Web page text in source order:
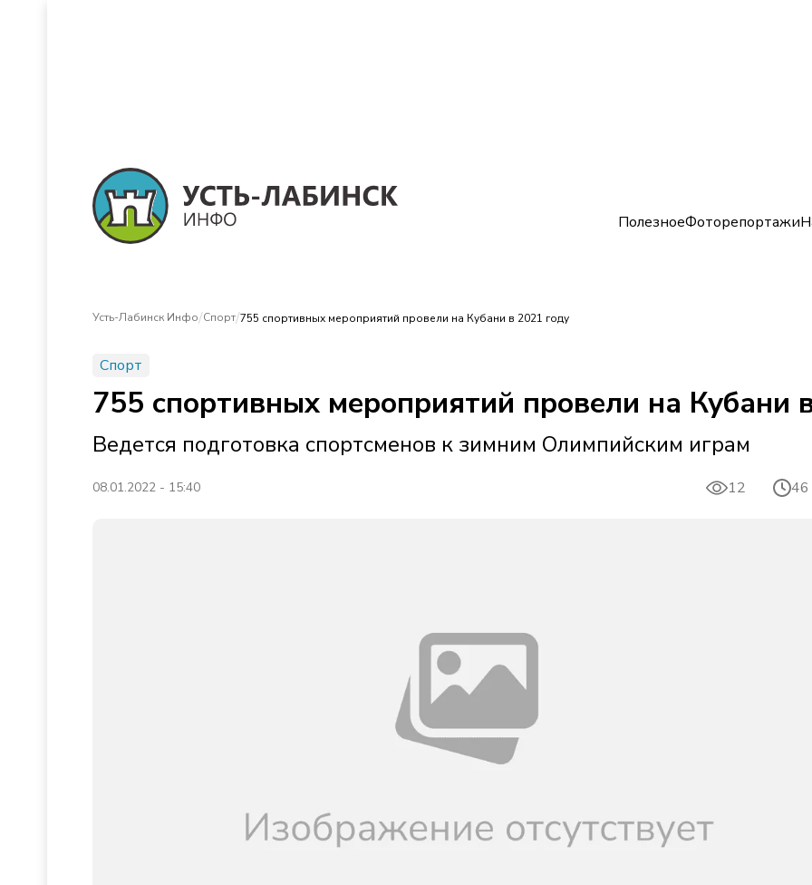
ПолезноеФоторепортажи
Усть-Лабинск Инфо/Спорт/755 спортивных мероприятий провели на Кубани в 2021 году
Спорт
755 спортивных мероприятий провели на Кубани
Ведется подготовка спортсменов к зимним Олимпийским играм
08.01.2022 - 15:40 12 46